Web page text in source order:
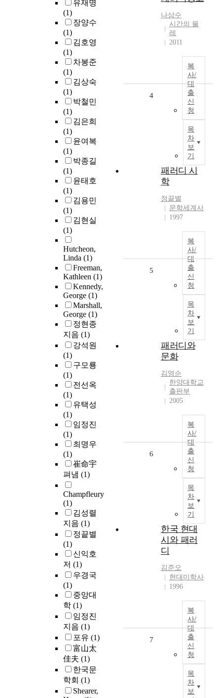
유재명
(1)
장양수
(1)
김호영
(1)
차봉준
(1)
김상숙
(1)
박철민
(1)
김은희
(1)
윤여복
(1)
박종길
(1)
윤태호
(1)
김용민
(1)
김현실
(1)
Hutcheon,
Linda (1)
Freeman,
Kathleen (1)
Kennedy,
George (1)
Marshall,
George (1)
정현종
지음 (1)
강석원
(1)
구모룡
(1)
전선옥
(1)
유택성
(1)
임정진
(1)
최명우
(1)
崔命宇
펴냄 (1)
Champfleury
(1)
김성렬
지음 (1)
정끝별
(1)
신익호
저 (1)
우경국
(1)
중앙대
학 (1)
임정진
지음 (1)
포유 (1)
富山太
佳夫 (1)
한국문
학회 (1)
Shearer,
나상수
시간의 물
레
2011
복
사/
대
출
신
청
목
차
보
기
4
패러디 시
학
정끝별
문학세계사
1997
복
사/
대
출
신
청
목
차
보
기
5
패러디와
문화
김영순
한양대학교
출판부
2005
복
사/
대
출
신
청
목
차
보
기
6
한국 현대
시와 패러
디
김준오
현대미학사
1996
복
사/
대
출
신
청
목
차
보
7